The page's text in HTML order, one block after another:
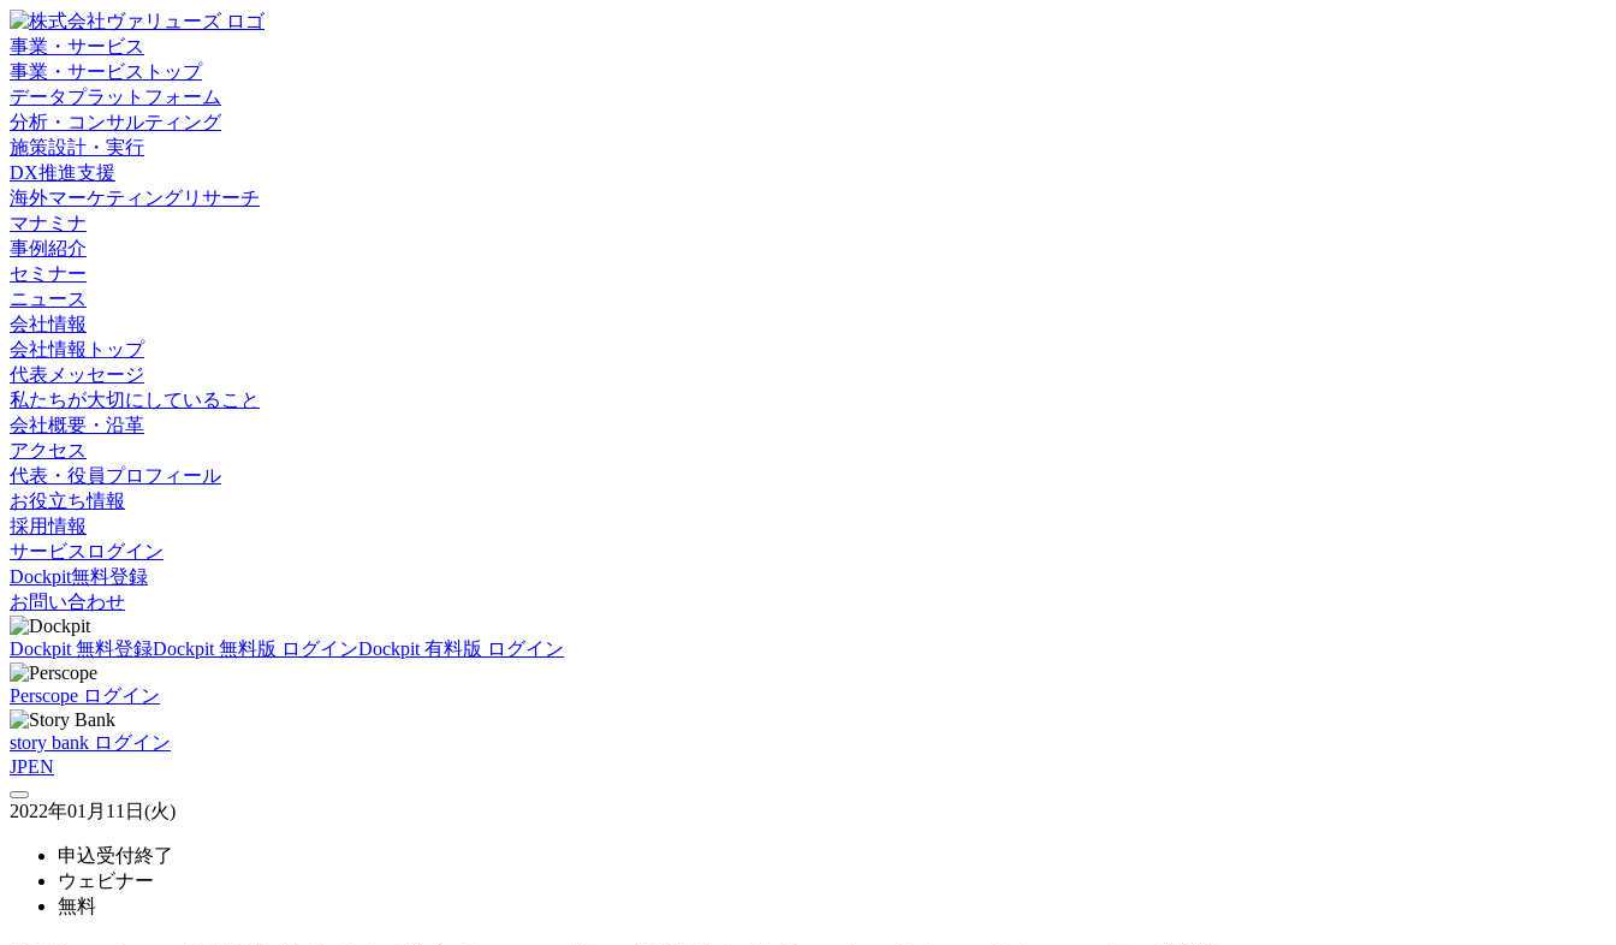
事業・サービス
事業・サービストップ
データプラットフォーム
分析・コンサルティング
施策設計・実行
DX推進支援
海外マーケティングリサーチ
マナミナ
事例紹介
セミナー
ニュース
会社情報
会社情報トップ
代表メッセージ
私たちが大切にしていること
会社概要・沿革
アクセス
代表・役員プロフィール
お役立ち情報
採用情報
サービスログイン
Dockpit無料登録
お問い合わせ
Dockpit 無料登録Dockpit 無料版 ログインDockpit 有料版 ログイン
Perscope ログイン
story bank ログイン
JPEN
2022年01月11日(火)
申込受付終了
ウェビナー
無料